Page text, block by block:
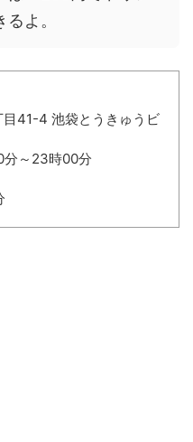
よ。
41-4 池袋とうきゅうビ
分～23時00分